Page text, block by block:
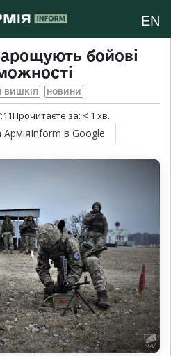
EN
бойові
ВИШКІЛ НОВИНИ
Прочитаєте за: < 1 хв.
АрміяInform в Google